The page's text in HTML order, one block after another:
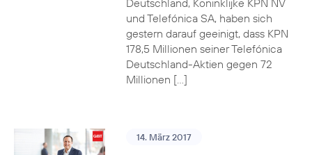
Deutschland, Koninklijke KPN NV
und Telefónica SA, haben sich
gestern darauf geeinigt, dass KPN
178,5 Millionen seiner Telefónica
Deutschland-Aktien gegen 72
Millionen […]
14. März 2017